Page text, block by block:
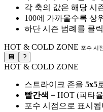
각 축의 값은 해당 시
100에 가까울수록 상
하단 시즌 범례를 클
HOT & COLD ZONE 포수 시
💾 ?
HOT & COLD ZONE
스트라이크 존을 5x5
빨간색 = HOT (피타
포수 시점으로 표시